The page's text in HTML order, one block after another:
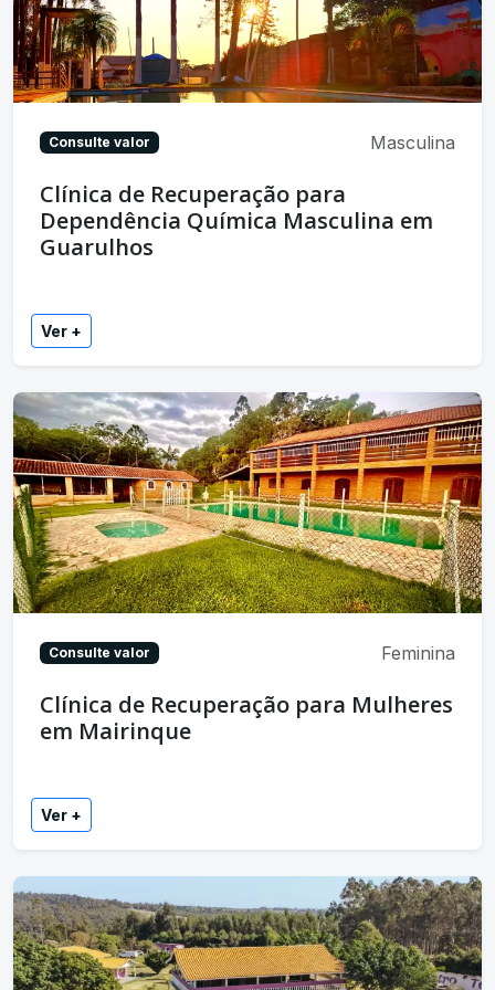
Consulte valor Masculina
Clínica de Recuperação para
Dependência Química Masculina em
Guarulhos
Ver +
Consulte valor Feminina
Clínica de Recuperação para Mulheres
em Mairinque
Ver +